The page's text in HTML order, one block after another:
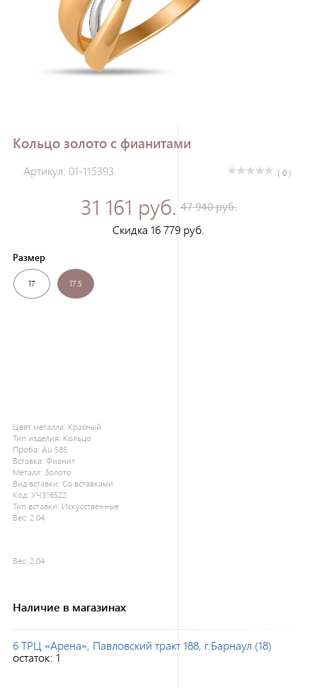
Кольцо золото с фианитами
Артикул: 01-115393 ( 0 )
31 161 руб. 47 940 руб.
Скидка 16 779 руб.
Размер
17 17.5
Цвет металла: Красный
Тип изделия: Кольцо
Проба: Au 585
Вставка: Фианит
Металл: Золото
Вид вставки: Со вставками
Код: УЧ316522
Тип вставки: Искусственные
Вес: 2.04
Вес: 2.04
Наличие в магазинах
6 ТРЦ «Арена», Павловский тракт 188, г.Барнаул (18)
остаток: 1
Зарегистрироваться